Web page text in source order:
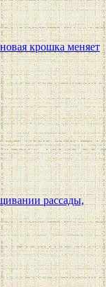
крошка меняет
рассады,